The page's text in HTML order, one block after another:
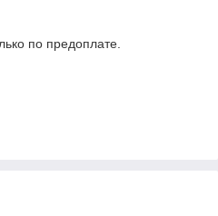
по предоплате.